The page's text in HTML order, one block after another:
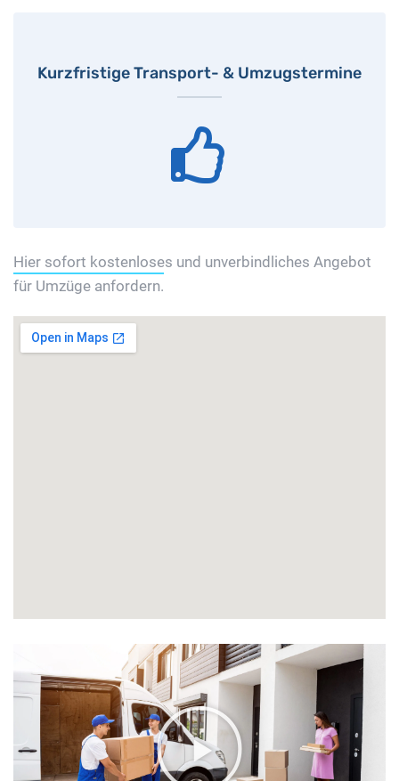
Kurzfristige Transport- & Umzugstermine
Hier sofort kostenloses und unverbindliches Angebot
für Umzüge anfordern.